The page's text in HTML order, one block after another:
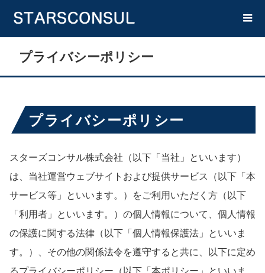
プライバシーポリシー
プライバシーポリシー
スターズコンサル株式会社（以下「当社」といいます）
は、当社運営ウェブサイトおよび提供サービス（以下「本
サービス等」といいます。）をご利用いただく方（以下
「利用者」といいます。）の個人情報について、個人情報
の保護に関する法律（以下「個人情報保護法」といいま
す。）、その他の関係法令を遵守すると共に、以下に定め